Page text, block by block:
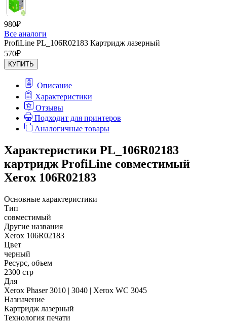
980₽
Все аналоги
ProfiLine PL_106R02183 Картридж лазерный
570₽
КУПИТЬ
Описание
Характеристики
Отзывы
Подходит для принтеров
Аналогичные товары
Характеристики PL_106R02183
картридж ProfiLine совместимый
Xerox 106R02183
Основные характеристики
Тип
совместимый
Другие названия
Xerox 106R02183
Цвет
черный
Ресурс, объем
2300 стр
Для
Xerox Phaser 3010 | 3040 | Xerox WC 3045
Назначение
Картридж лазерный
Технология печати